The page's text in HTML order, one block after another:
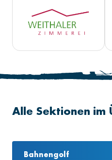
Alle Sektionen im
Bahnengolf